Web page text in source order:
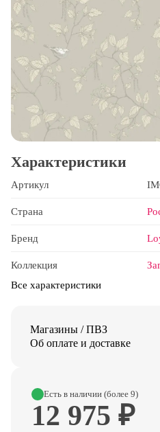
Характеристики
Артикул
Страна
Бренд
Коллекция
Все характеристики
Магазины / ПВЗ
Об оплате и доставке
Есть в наличии (более 9)
12 975 ₽